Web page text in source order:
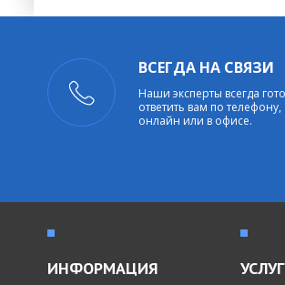
ВСЕГДА НА СВЯЗИ
Наши эксперты всегда
ответить вам по телефону,
онлайн или в офисе.
ИНФОРМАЦИЯ